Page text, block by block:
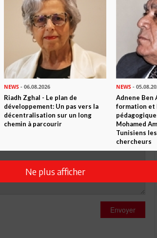
0Commentaires
Commenter
Envoyer
NEWS - 06.08.2026
Riadh Zghal - Le plan de
développement: Un pas vers la
décentralisation sur un long
chemin à parcourir
NEWS-
Adnene Ben
formation et
Mohamed
Tunisiens
chercheurs
Ne plus afficher